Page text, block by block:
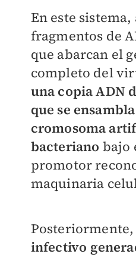
En este
fragmentos de
que abarcan el
completo del
una copia ADN
que se
cromosoma
bacteriano bajo
promotor
maquinaria
Posteriormente,
infectivo